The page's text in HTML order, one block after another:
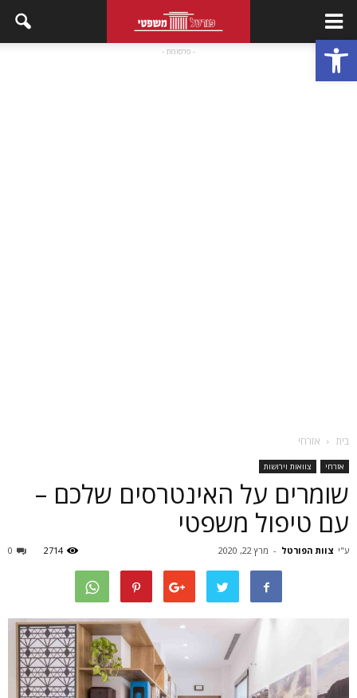
פתח סרגל נגישות - פרסומת -
בית אזרחי
אזרחי צוואות וירושות
שומרים על האינטרסים שלכם –
עם טיפול משפטי
ע"י צוות הפורטל - מרץ 22, 2020 0 2714